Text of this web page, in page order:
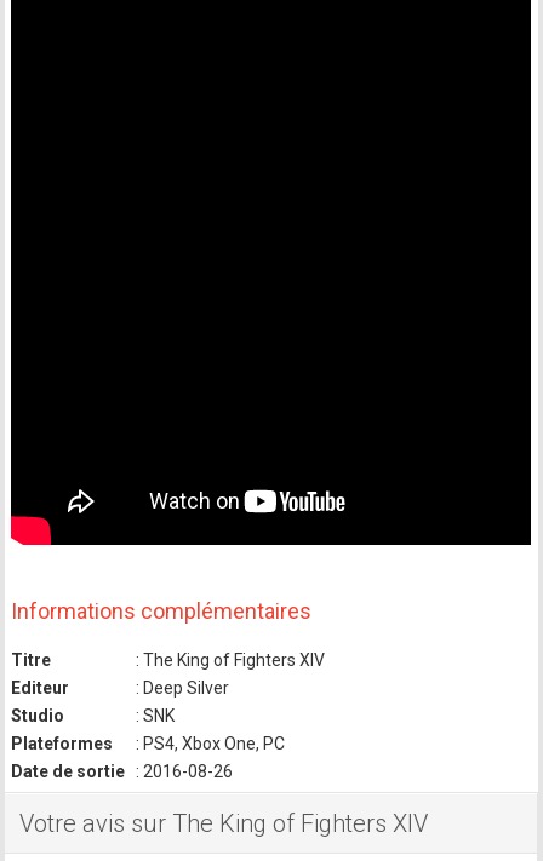
Informations complémentaires
Titre
: The King of Fighters XIV
Editeur
: Deep Silver
Studio
: SNK
Plateformes
: PS4, Xbox One, PC
Date de sortie
: 2016-08-26
Votre avis sur The King of Fighters XIV